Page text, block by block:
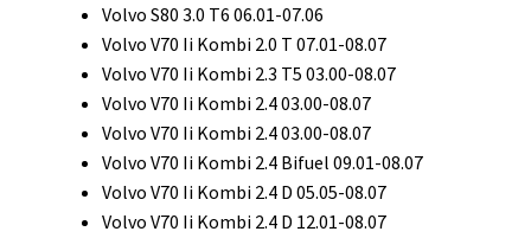
Volvo S80 3.0 T6 06.01-07.06
Volvo V70 Ii Kombi 2.0 T 07.01-08.07
Volvo V70 Ii Kombi 2.3 T5 03.00-08.07
Volvo V70 Ii Kombi 2.4 03.00-08.07
Volvo V70 Ii Kombi 2.4 03.00-08.07
Volvo V70 Ii Kombi 2.4 Bifuel 09.01-08.07
Volvo V70 Ii Kombi 2.4 D 05.05-08.07
Volvo V70 Ii Kombi 2.4 D 12.01-08.07